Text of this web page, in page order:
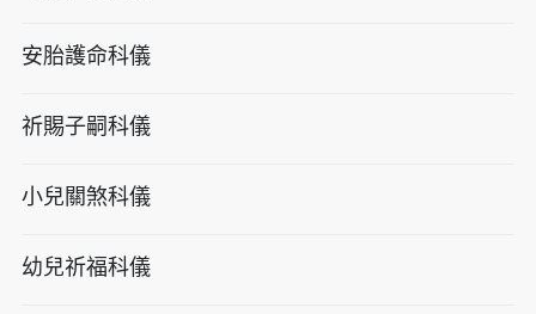
安胎護命科儀
祈賜子嗣科儀
小兒關煞科儀
幼兒祈福科儀